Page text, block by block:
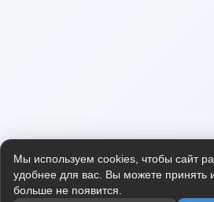
Мы используем cookies, чтобы сайт
удобнее для вас. Вы можете принять
больше не появится.